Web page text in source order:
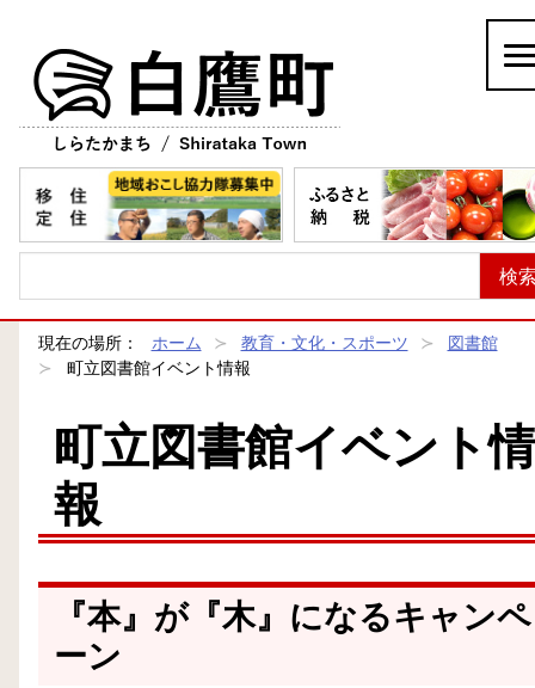
現在の場所： ホーム 教育・文化・スポーツ
図書館
町立図書館イベント情報
町立図書館イベント情
報
『本』が『木』になるキャンペ
ーン